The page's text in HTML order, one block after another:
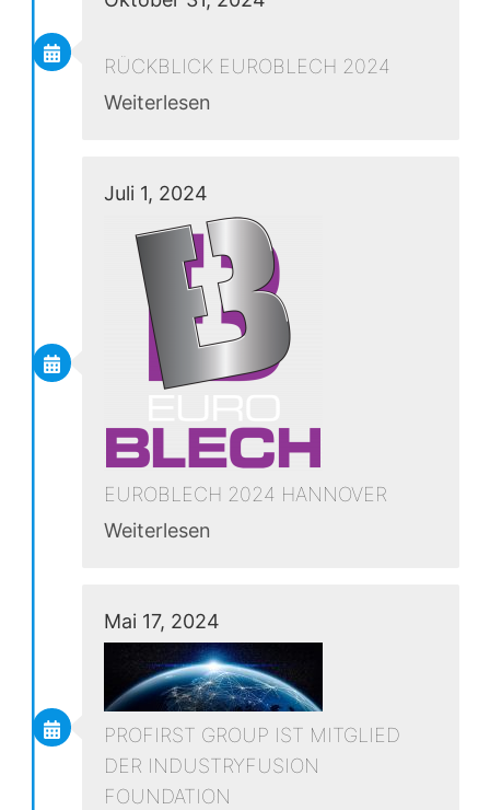
RÜCKBLICK EUROBLECH 2024
Weiterlesen
Juli 1, 2024
EUROBLECH 2024 HANNOVER
Weiterlesen
Mai 17, 2024
PROFIRST GROUP IST MITGLIED
DER INDUSTRYFUSION
FOUNDATION